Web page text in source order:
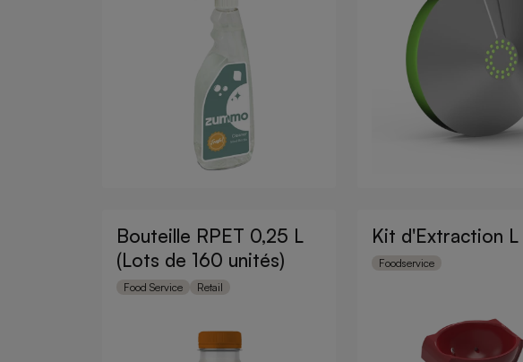
Bouteille RPET 0,25 L
(Lots de 160 unités)
Food Service Retail
Kit d'Extraction L
Foodservice